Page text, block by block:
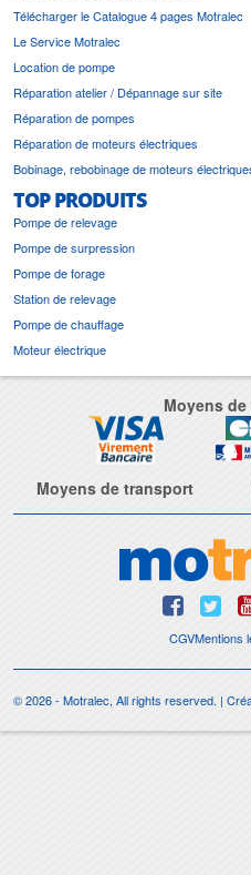
Télécharger le Catalogue 4 pages Motralec
Le Service Motralec
Location de pompe
Réparation atelier / Dépannage sur site
Réparation de pompes
Réparation de moteurs électriques
Bobinage, rebobinage de moteurs
TOP PRODUITS
Pompe de relevage
Pompe de surpression
Pompe de forage
Station de relevage
Pompe de chauffage
Moteur électrique
Moyens
Moyens de transport
CGVMentions
© 2026 - Motralec, All rights reserved. |